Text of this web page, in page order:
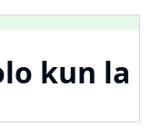
kun la